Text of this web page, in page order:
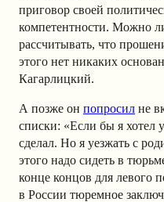
приговор своей
компетентности. Можно
рассчитывать, что
этого нет никаких
Кагарлицкий.
А позже он попросил не
списки: «Если бы я хотел
сделал. Но я уезжать с
этого надо сидеть в
конце концов для левого
в России тюремное